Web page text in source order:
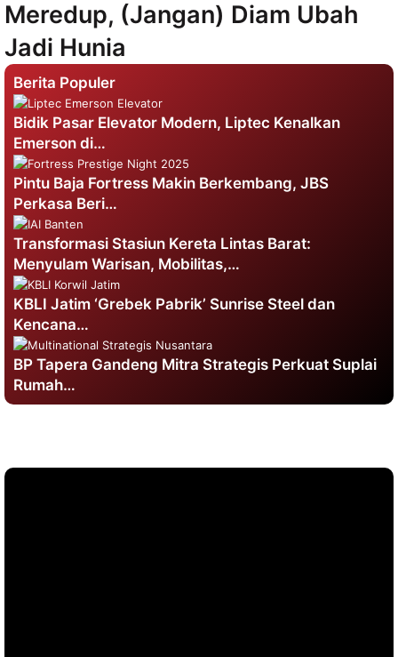
Meredup, (Jangan) Diam Ubah
Jadi Hunia
Berita Populer
Bidik Pasar Elevator Modern, Liptec Kenalkan
Emerson di…
Pintu Baja Fortress Makin Berkembang, JBS
Perkasa Beri…
Transformasi Stasiun Kereta Lintas Barat:
Menyulam Warisan, Mobilitas,…
KBLI Jatim ‘Grebek Pabrik’ Sunrise Steel dan
Kencana…
BP Tapera Gandeng Mitra Strategis Perkuat Suplai
Rumah…